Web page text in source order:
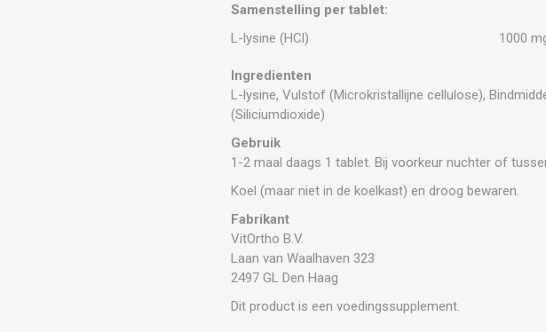
Samenstelling per tablet:
L-lysine (HCl)
1000
Ingredienten
L-lysine, Vulstof (Microkristallijne cellulose),
(Siliciumdioxide)
Gebruik
1-2 maal daags 1 tablet. Bij voorkeur nuchter of
Koel (maar niet in de koelkast) en droog bewaren.
Fabrikant
VitOrtho B.V.
Laan van Waalhaven 323
2497 GL Den Haag
Dit product is een voedingssupplement.